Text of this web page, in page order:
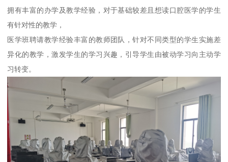
拥有丰富的办学及教学经验，对于基础较差且想读口腔医学的学生
有针对性的教学，
医学班聘请教学经验丰富的教师团队，针对不同类型的学生实施差
异化的教学，激发学生的学习兴趣，引导学生由被动学习向主动学
习转变。